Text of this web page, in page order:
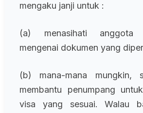
mengaku janji untuk :
(a) menasihati anggota
mengenai dokumen yang
(b) mana-mana mungkin,
membantu penumpang
visa yang sesuai. Walau